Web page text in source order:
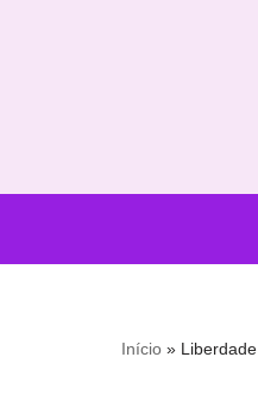
Início »